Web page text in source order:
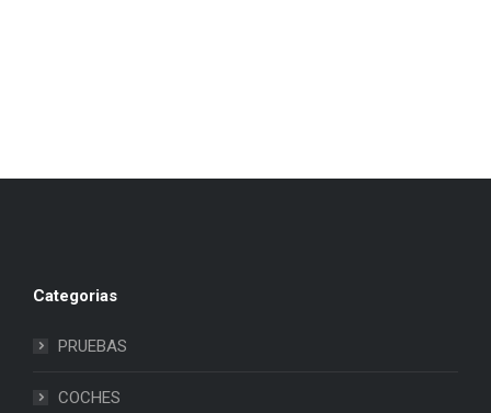
Categorias
PRUEBAS
COCHES